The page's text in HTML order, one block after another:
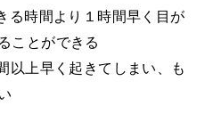
る時間より１時間早く目が
ことができる
以上早く起きてしまい、も